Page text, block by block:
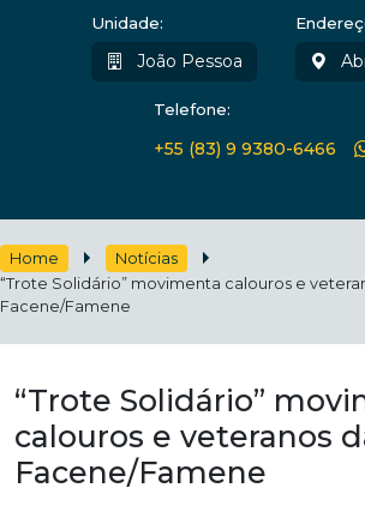
Unidade:
João Pessoa
Telefone:
+55 (83) 9 9380-6466
Home
Notícias
“Trote Solidário” movimenta calouros e
Facene/Famene
“Trote Solidário”
calouros e veteranos
Facene/Famene